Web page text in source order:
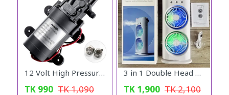
12 Volt High Pressure Full Set Water Pump
TK 990 TK1,090
3 in 1 Double Head Led Light Water Spray Portable Ice Mist Cooling Fan
TK 1,900 TK2,100